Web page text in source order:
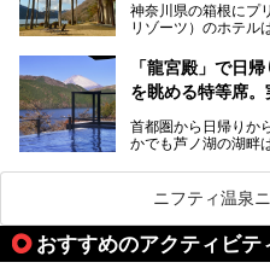
神奈川県には、サウ
など、“非日常”を味
う」という人も多い
そこで今回は、神奈
業」「駅近」など、
今の気分にぴったり
神奈川県の箱根にプ
リゾーツ）のホテル
「箱根仙石原プリ
「ザ・プリンス 箱
プ（旗艦）に位置づ
昭和の日本を代表す
に建てた桃源郷のよ
提供元：株式会社西
【PR】
この記事はザ・プリ
「龍宮殿」で日
を眺める特等席
首都圏から日帰りか
かでも芦ノ湖の湖畔
が楽しめるまさに眺
そしてここは全24室
して宿泊もできます
加えて、朝6時から
のお風呂が利用でき
ニフティ温泉
おすすめのアクティビテ